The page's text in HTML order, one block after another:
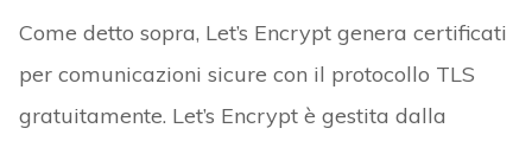
Come detto sopra, Let’s Encrypt genera certificati
per comunicazioni sicure con il protocollo TLS
gratuitamente. Let’s Encrypt è gestita dalla